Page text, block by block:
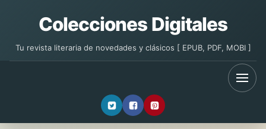
Colecciones Digitales
Tu revista literaria de novedades y clásicos [ EPUB, PDF, MOBI ]